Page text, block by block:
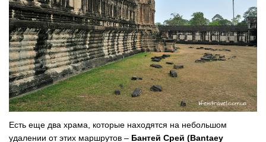
Есть еще два храма, которые находятся на небольшом
удалении от этих маршрутов – Бантей Срей (Bantaey